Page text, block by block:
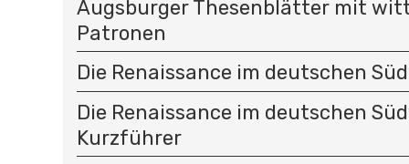
Augsburger Thesenblätter mit
Patronen
Die Renaissance im deutschen
Die Renaissance im deutschen
Kurzführer